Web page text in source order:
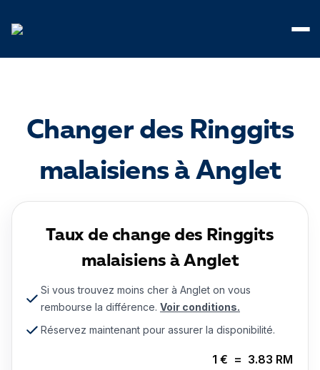
Changer des Ringgits
malaisiens à Anglet
Taux de change des Ringgits
malaisiens à Anglet
Si vous trouvez moins cher à Anglet on vous
rembourse la différence. Voir conditions.
Réservez maintenant pour assurer la disponibilité.
1 € = 3.83 RM